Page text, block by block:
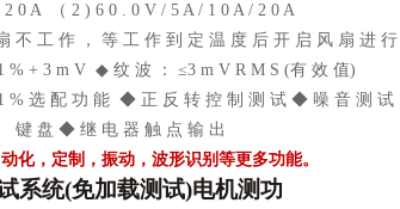
2 0 A （ 2 ) 6 0 . 0 V / 5 A / 1 0 A / 2 0 A
不 工 作 ， 等 工 作 到 定 温 度 后 开 启 风 扇 进
% + 3 m V ◆ 纹 波 ： ≤3 m V R M S (有 效 值)
% 选 配 功 能 ◆ 正 反 转 控 制 测 试 ◆ 噪 音 测 试
键 盘 ◆ 继 电 器 触 点 输 出
化，定制，振动，波形识别等更多功能。
系统(免加载测试)电机测功